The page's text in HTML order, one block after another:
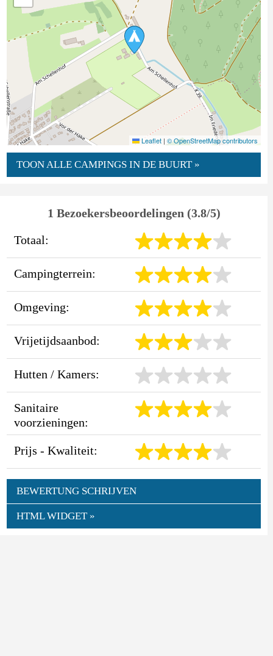
Leaflet | © OpenStreetMap contributors
TOON ALLE CAMPINGS IN DE BUURT »
1 Bezoekersbeoordelingen (3.8/5)
Totaal:
Campingterrein:
Omgeving:
Vrijetijdsaanbod:
Hutten / Kamers:
Sanitaire
voorzieningen:
Prijs - Kwaliteit:
BEWERTUNG SCHRIJVEN
HTML WIDGET »